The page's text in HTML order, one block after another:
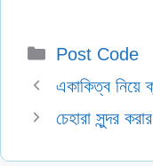
Categories
Post Code
একাকিত্ব নিয়ে
চেহারা সুন্দর